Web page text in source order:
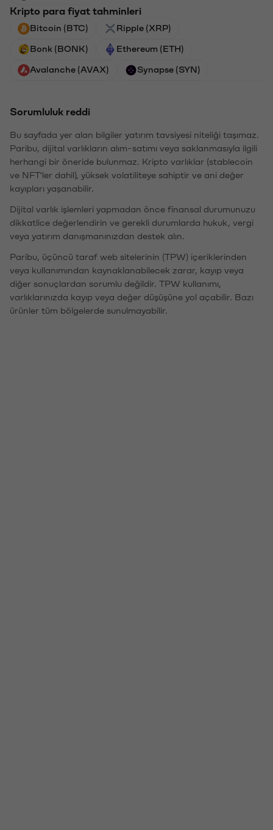
Kripto para fiyat tahminleri
Bitcoin (BTC) Ripple (XRP)
Bonk (BONK) Ethereum (ETH)
Avalanche (AVAX) Synapse (SYN)
Sorumluluk reddi
Bu sayfada yer alan bilgiler yatırım tavsiyesi niteliği taşımaz.
Paribu, dijital varlıkların alım-satımı veya saklanmasıyla ilgili
herhangi bir öneride bulunmaz. Kripto varlıklar (stablecoin
ve NFT'ler dahil), yüksek volatiliteye sahiptir ve ani değer
kayıpları yaşanabilir.
Dijital varlık işlemleri yapmadan önce finansal durumunuzu
dikkatlice değerlendirin ve gerekli durumlarda hukuk, vergi
veya yatırım danışmanınızdan destek alın.
Paribu, üçüncü taraf web sitelerinin (TPW) içeriklerinden
veya kullanımından kaynaklanabilecek zarar, kayıp veya
diğer sonuçlardan sorumlu değildir. TPW kullanımı,
varlıklarınızda kayıp veya değer düşüşüne yol açabilir. Bazı
ürünler tüm bölgelerde sunulmayabilir.